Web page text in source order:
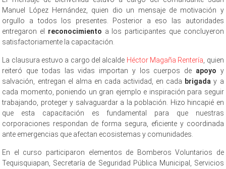
Manuel López Hernández, quien dio un mensaje de motivación y
orgullo a todos los presentes. Posterior a eso las autoridades
entregaron el reconocimiento a los participantes que concluyeron
satisfactoriamente la capacitación.
La clausura estuvo a cargo del alcalde Héctor Magaña Rentería, quien
reiteró que todas las vidas importan y los cuerpos de apoyo y
salvación, entregan el alma en cada actividad, en cada brigada y a
cada momento, poniendo un gran ejemplo e inspiración para seguir
trabajando, proteger y salvaguardar a la población. Hizo hincapié en
que esta capacitación es fundamental para que nuestras
corporaciones respondan de forma segura, eficiente y coordinada
ante emergencias que afectan ecosistemas y comunidades.
En el curso participaron elementos de Bomberos Voluntarios de
Tequisquiapan, Secretaría de Seguridad Pública Municipal, Servicios